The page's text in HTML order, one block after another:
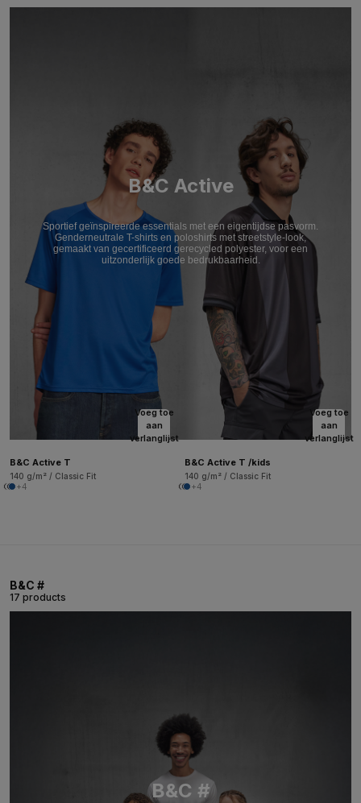
B&C Active
Sportief geïnspireerde essentials met een eigentijdse pasvorm.
Genderneutrale T-shirts en poloshirts met streetstyle-look,
gemaakt van gecertificeerd gerecycled polyester, voor een
uitzonderlijk goede bedrukbaarheid.
Voeg toe
aan
verlanglijst
B&C Active T
140 g/m² / Classic Fit
+4
Voeg toe
aan
verlanglijst
B&C Active T /kids
140 g/m² / Classic Fit
+4
B&C #
17 products
B&C #